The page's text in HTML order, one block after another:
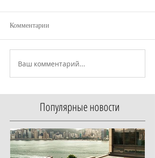
Комментарии
Ваш комментарий...
Популярные новости